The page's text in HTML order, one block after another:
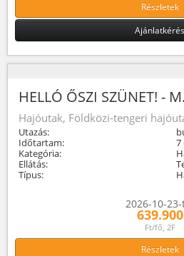
Részletek
Ajánlatkérés
HELLÓ ŐSZI SZÜNET! -
Hajóutak, Földközi-tengeri
Utazás:
Időtartam:
7
Kategória:
Ellátás:
Típus:
2026-10-
639.900
Ft/fő, 2F
Részletek